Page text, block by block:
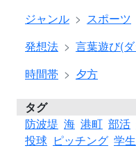
ジャンル
スポーツ
発想法
言葉遊び(
時間帯
夕方
タグ
防波堤 海 港町 部活
投球 ピッチング 学生